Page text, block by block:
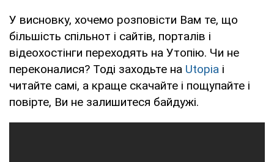
У висновку, хочемо розповісти Вам те, що
більшість спільнот і сайтів, порталів і
відеохостінги переходять на Утопію. Чи не
переконалися? Тоді заходьте на Utopia і
читайте самі, а краще скачайте і пощупайте і
повірте, Ви не залишитеся байдужі.